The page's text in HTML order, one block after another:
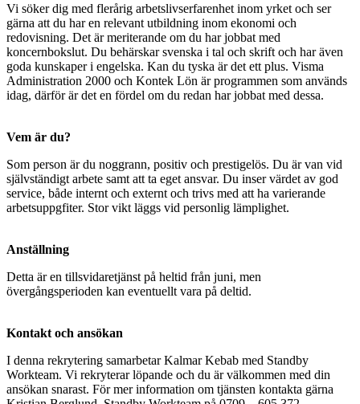
Vi söker dig med flerårig arbetslivserfarenhet inom yrket och ser
gärna att du har en relevant utbildning inom ekonomi och
redovisning. Det är meriterande om du har jobbat med
koncernbokslut. Du behärskar svenska i tal och skrift och har även
goda kunskaper i engelska. Kan du tyska är det ett plus. Visma
Administration 2000 och Kontek Lön är programmen som används
idag, därför är det en fördel om du redan har jobbat med dessa.
Vem är du?
Som person är du noggrann, positiv och prestigelös. Du är van vid
självständigt arbete samt att ta eget ansvar. Du inser värdet av god
service, både internt och externt och trivs med att ha varierande
arbetsuppgfiter. Stor vikt läggs vid personlig lämplighet.
Anställning
Detta är en tillsvidaretjänst på heltid från juni, men
övergångsperioden kan eventuellt vara på deltid.
Kontakt och ansökan
I denna rekrytering samarbetar Kalmar Kebab med Standby
Workteam. Vi rekryterar löpande och du är välkommen med din
ansökan snarast. För mer information om tjänsten kontakta gärna